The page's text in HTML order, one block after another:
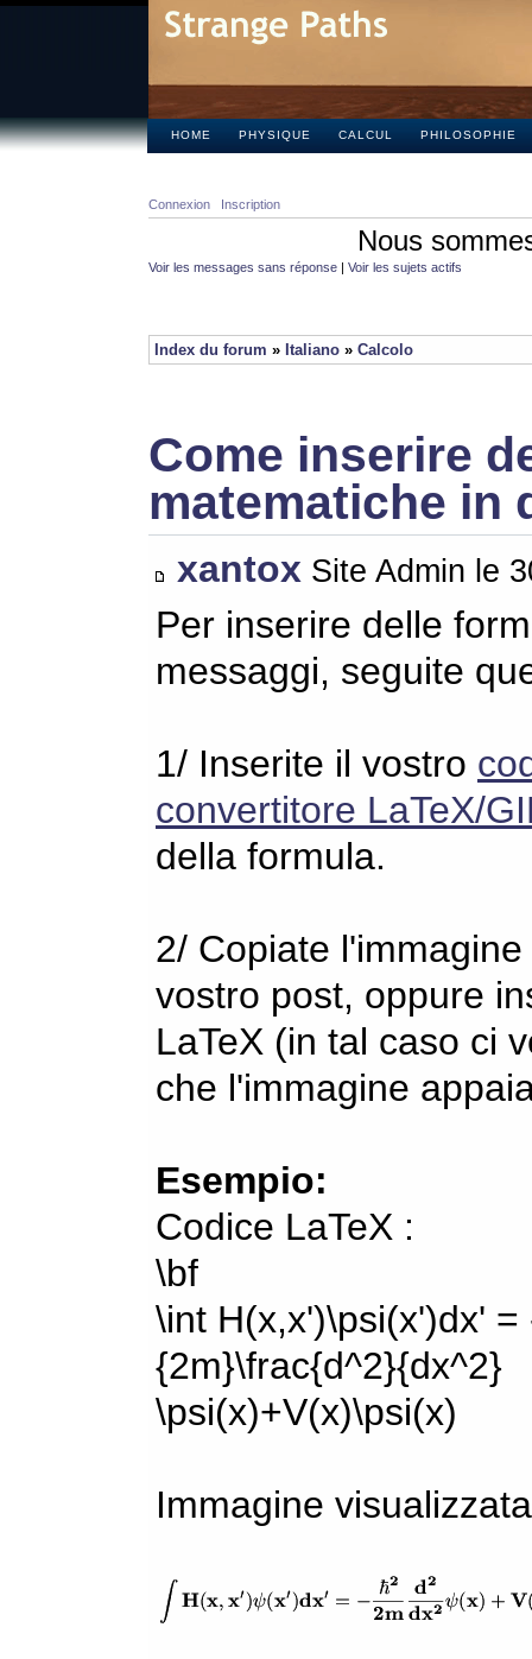
HOME PHYSIQUE CALCUL PHILOSOPHIE
Connexion Inscription
Nous
Voir les messages sans réponse | Voir les sujets actifs
Index du forum » Italiano » Calcolo
Come inserire
matematiche in
xantox Site Admin le
Per inserire delle
messaggi, seguite
1/ Inserite il vostro
convertitore LaTeX/
della formula.
2/ Copiate
vostro post, oppure
LaTeX (in tal caso ci
che l'immagine
Esempio:
Codice LaTeX :
\bf
\int H(x,x')\psi(x')dx'
{2m}\frac{d^2}{dx^2}
\psi(x)+V(x)\psi(x)
Immagine